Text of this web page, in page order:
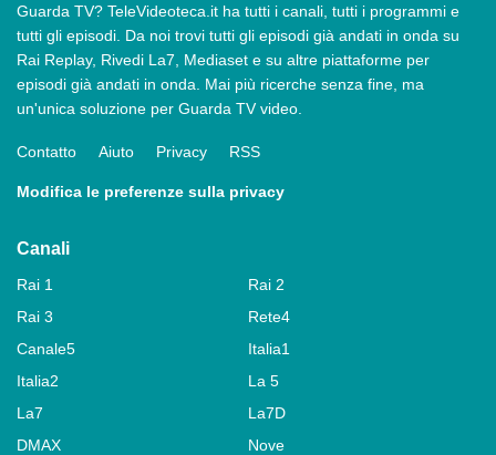
Guarda TV? TeleVideoteca.it ha tutti i canali, tutti i programmi e
tutti gli episodi. Da noi trovi tutti gli episodi già andati in onda su
Rai Replay, Rivedi La7, Mediaset e su altre piattaforme per
episodi già andati in onda. Mai più ricerche senza fine, ma
un'unica soluzione per Guarda TV video.
Contatto Aiuto Privacy RSS
Modifica le preferenze sulla privacy
Canali
Rai 1
Rai 2
Rai 3
Rete4
Canale5
Italia1
Italia2
La 5
La7
La7D
DMAX
Nove